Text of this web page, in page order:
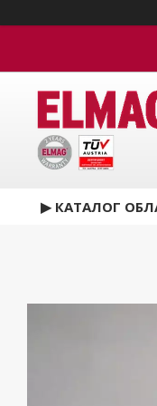
▶ КАТАЛОГ